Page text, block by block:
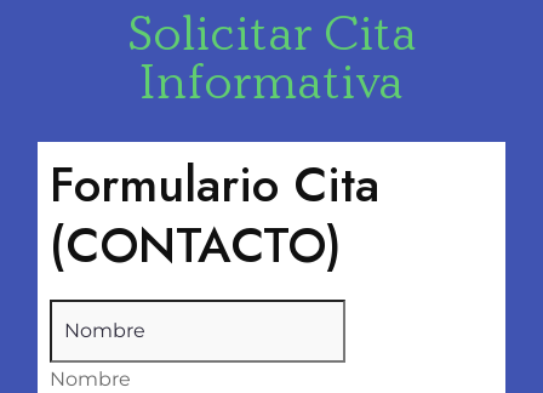
Solicitar Cita
Informativa
Formulario Cita
(CONTACTO)
Nombre
Nombre